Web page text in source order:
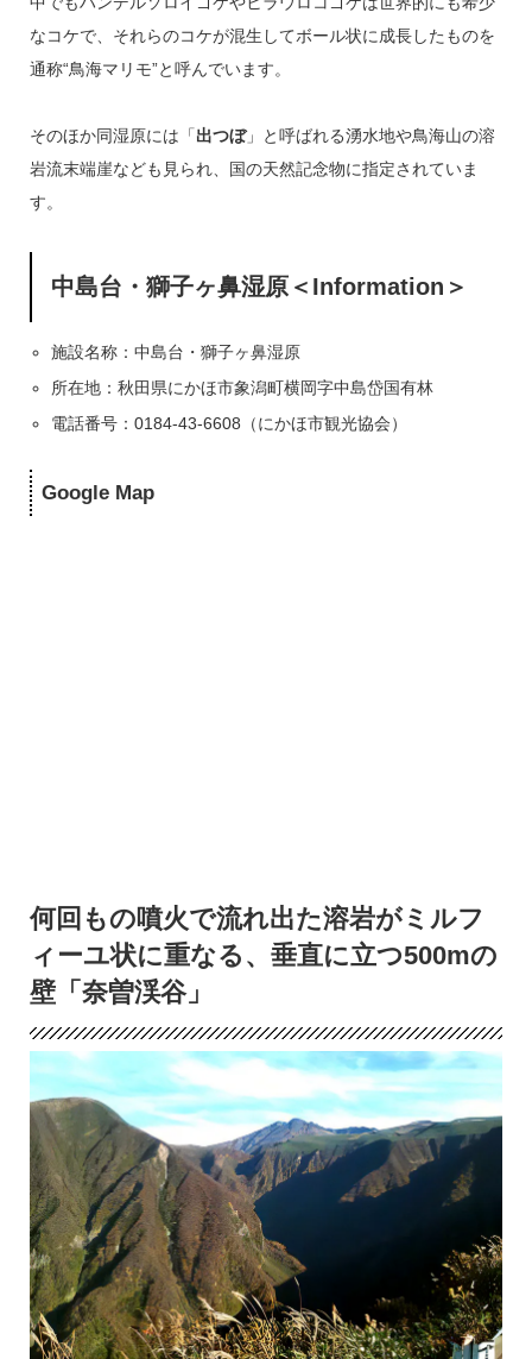
なコケで、それらのコケが混生してボール状に成長したものを
通称“鳥海マリモ”と呼んでいます。
そのほか同湿原には「出つぼ」と呼ばれる湧水地や鳥海山の溶
岩流末端崖なども見られ、国の天然記念物に指定されていま
す。
中島台・獅子ヶ鼻湿原＜Information＞
施設名称：中島台・獅子ヶ鼻湿原
所在地：秋田県にかほ市象潟町横岡字中島岱国有林
電話番号：0184-43-6608（にかほ市観光協会）
Google Map
何回もの噴火で流れ出た溶岩がミルフ
ィーユ状に重なる、垂直に立つ500mの
壁「奈曽渓谷」